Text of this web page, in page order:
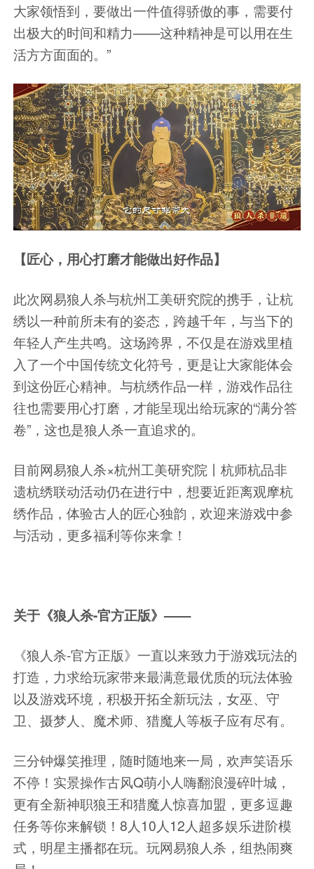
大家领悟到，要做出一件值得骄傲的事，需要付
出极大的时间和精力——这种精神是可以用在生
活方方面面的。”
【匠心，用心打磨才能做出好作品】
此次网易狼人杀与杭州工美研究院的携手，让杭
绣以一种前所未有的姿态，跨越千年，与当下的
年轻人产生共鸣。这场跨界，不仅是在游戏里植
入了一个中国传统文化符号，更是让大家能体会
到这份匠心精神。与杭绣作品一样，游戏作品往
往也需要用心打磨，才能呈现出给玩家的“满分答
卷”，这也是狼人杀一直追求的。
目前网易狼人杀×杭州工美研究院丨杭师杭品非
遗杭绣联动活动仍在进行中，想要近距离观摩杭
绣作品，体验古人的匠心独韵，欢迎来游戏中参
与活动，更多福利等你来拿！
关于《狼人杀-官方正版》——
《狼人杀-官方正版》一直以来致力于游戏玩法的
打造，力求给玩家带来最满意最优质的玩法体验
以及游戏环境，积极开拓全新玩法，女巫、守
卫、摄梦人、魔术师、猎魔人等板子应有尽有。
三分钟爆笑推理，随时随地来一局，欢声笑语乐
不停！实景操作古风Q萌小人嗨翻浪漫碎叶城，
更有全新神职狼王和猎魔人惊喜加盟，更多逗趣
任务等你来解锁！8人10人12人超多娱乐进阶模
式，明星主播都在玩。玩网易狼人杀，组热闹爽